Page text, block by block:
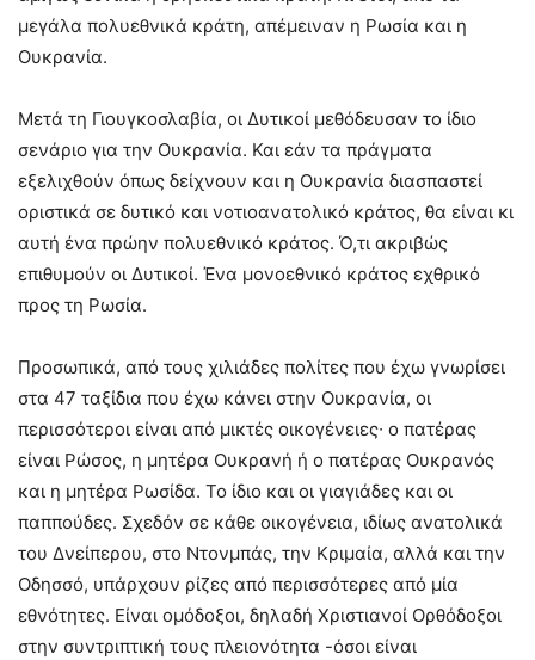
μεγάλα πολυεθνικά κράτη, απέμειναν η Ρωσία και η
Ουκρανία.
Μετά τη Γιουγκοσλαβία, οι Δυτικοί μεθόδευσαν το ίδιο
σενάριο για την Ουκρανία. Και εάν τα πράγματα
εξελιχθούν όπως δείχνουν και η Ουκρανία διασπαστεί
οριστικά σε δυτικό και νοτιοανατολικό κράτος, θα είναι κι
αυτή ένα πρώην πολυεθνικό κράτος. Ό,τι ακριβώς
επιθυμούν οι Δυτικοί. Ένα μονοεθνικό κράτος εχθρικό
προς τη Ρωσία.
Προσωπικά, από τους χιλιάδες πολίτες που έχω γνωρίσει
στα 47 ταξίδια που έχω κάνει στην Ουκρανία, οι
περισσότεροι είναι από μικτές οικογένειες∙ ο πατέρας
είναι Ρώσος, η μητέρα Ουκρανή ή ο πατέρας Ουκρανός
και η μητέρα Ρωσίδα. Το ίδιο και οι γιαγιάδες και οι
παππούδες. Σχεδόν σε κάθε οικογένεια, ιδίως ανατολικά
του Δνείπερου, στο Ντονμπάς, την Κριμαία, αλλά και την
Οδησσό, υπάρχουν ρίζες από περισσότερες από μία
εθνότητες. Είναι ομόδοξοι, δηλαδή Χριστιανοί Ορθόδοξοι
στην συντριπτική τους πλειονότητα -όσοι είναι